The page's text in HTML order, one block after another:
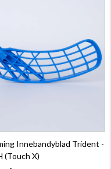
Innebandyblad Trident -
(Touch X)